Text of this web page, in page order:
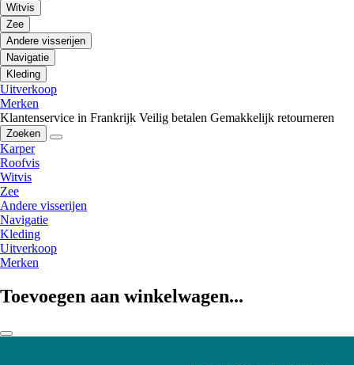
Witvis
Zee
Andere visserijen
Navigatie
Kleding
Uitverkoop
Merken
Klantenservice in Frankrijk Veilig betalen Gemakkelijk retourneren
Zoeken
Karper
Roofvis
Witvis
Zee
Andere visserijen
Navigatie
Kleding
Uitverkoop
Merken
Toevoegen aan winkelwagen...